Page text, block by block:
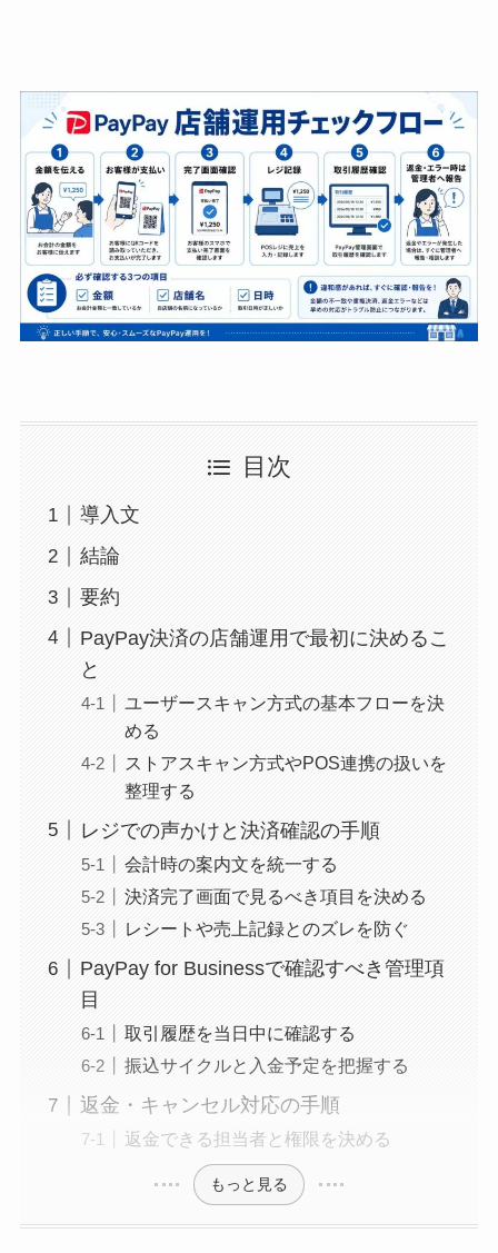
目次
導入文
結論
要約
PayPay決済の店舗運用で最初に決めるこ
と
ユーザースキャン方式の基本フローを決
める
ストアスキャン方式やPOS連携の扱いを
整理する
レジでの声かけと決済確認の手順
会計時の案内文を統一する
決済完了画面で見るべき項目を決める
レシートや売上記録とのズレを防ぐ
PayPay for Businessで確認すべき管理項
目
取引履歴を当日中に確認する
振込サイクルと入金予定を把握する
返金・キャンセル対応の手順
返金できる担当者と権限を決める
もっと見る